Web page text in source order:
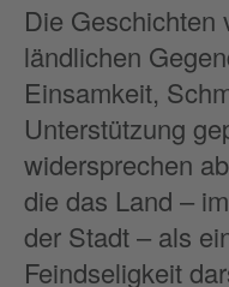
Die Geschichten
ländlichen
Einsamkeit,
Unterstützung
widersprechen
die das Land –
der Stadt – als
Feindseligkeit